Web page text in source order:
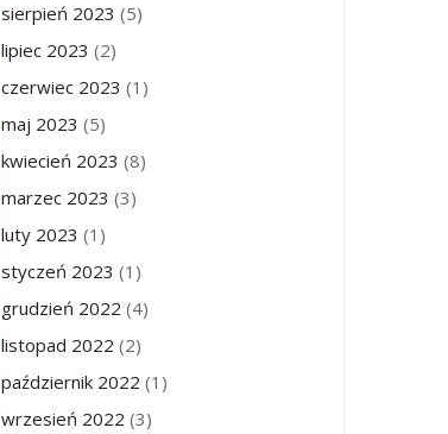
sierpień 2023 (5)
lipiec 2023 (2)
czerwiec 2023 (1)
maj 2023 (5)
kwiecień 2023 (8)
marzec 2023 (3)
luty 2023 (1)
styczeń 2023 (1)
grudzień 2022 (4)
listopad 2022 (2)
październik 2022 (1)
wrzesień 2022 (3)